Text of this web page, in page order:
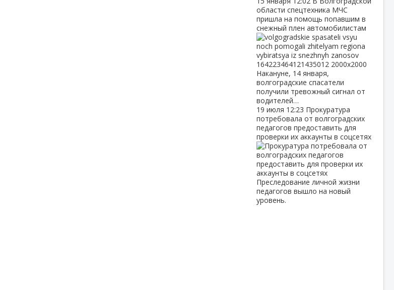
области спецтехника МЧС
пришла на помощь попавшим в
снежный плен автомобилистам
Накануне, 14 января,
волгоградские спасатели
получили тревожный сигнал от
водителей…
19 июля 12:23 Прокуратура
потребовала от волгоградских
педагогов предоставить для
проверки их аккаунты в соцсетях
Преследование личной жизни
педагогов вышло на новый
уровень.